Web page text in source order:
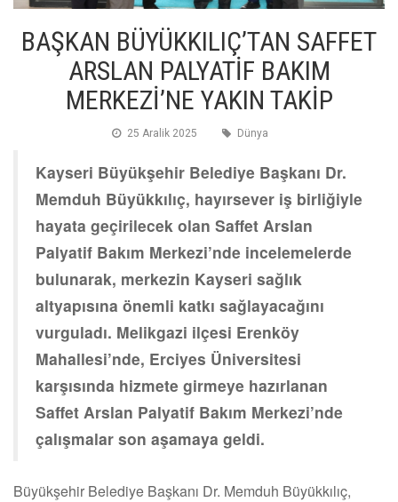
BAŞKAN BÜYÜKKILIÇ’TAN SAFFET
ARSLAN PALYATİF BAKIM
MERKEZİ’NE YAKIN TAKİP
25 Aralik 2025 Dünya
Kayseri Büyükşehir Belediye Başkanı Dr.
Memduh Büyükkılıç, hayırsever iş birliğiyle
hayata geçirilecek olan Saffet Arslan
Palyatif Bakım Merkezi’nde incelemelerde
bulunarak, merkezin Kayseri sağlık
altyapısına önemli katkı sağlayacağını
vurguladı. Melikgazi ilçesi Erenköy
Mahallesi’nde, Erciyes Üniversitesi
karşısında hizmete girmeye hazırlanan
Saffet Arslan Palyatif Bakım Merkezi’nde
çalışmalar son aşamaya geldi.
Büyükşehir Belediye Başkanı Dr. Memduh Büyükkılıç,